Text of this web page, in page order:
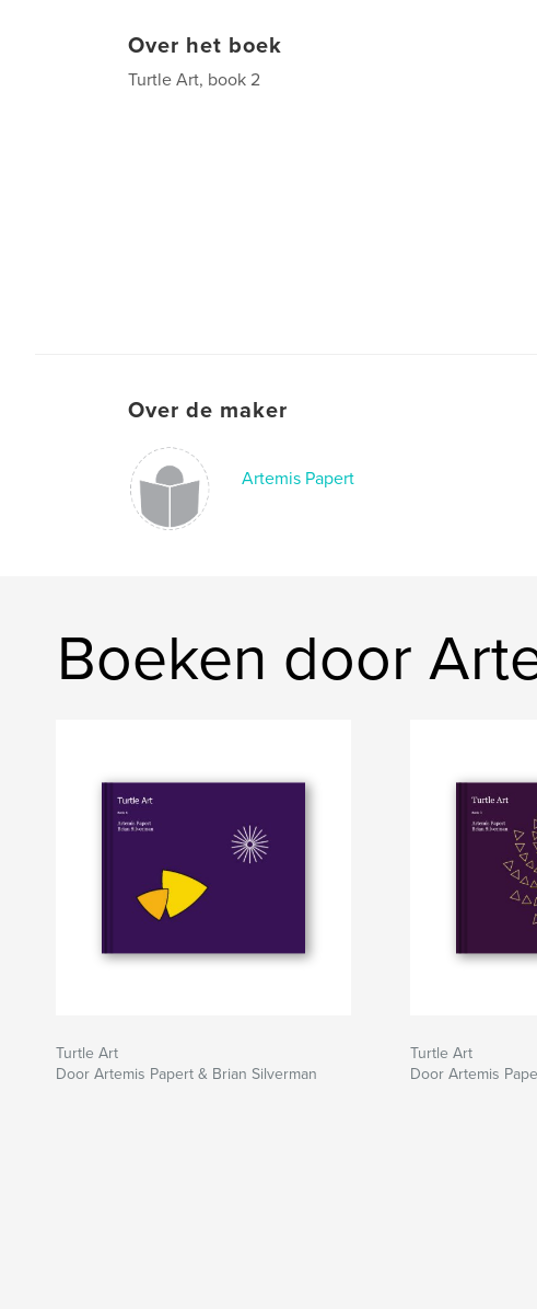
Over het boek
Turtle Art, book 2
Over de maker
Artemis Papert
Boeken door
Turtle Art
Door Artemis Papert & Brian Silverman
Turtle Art
Door Artemis